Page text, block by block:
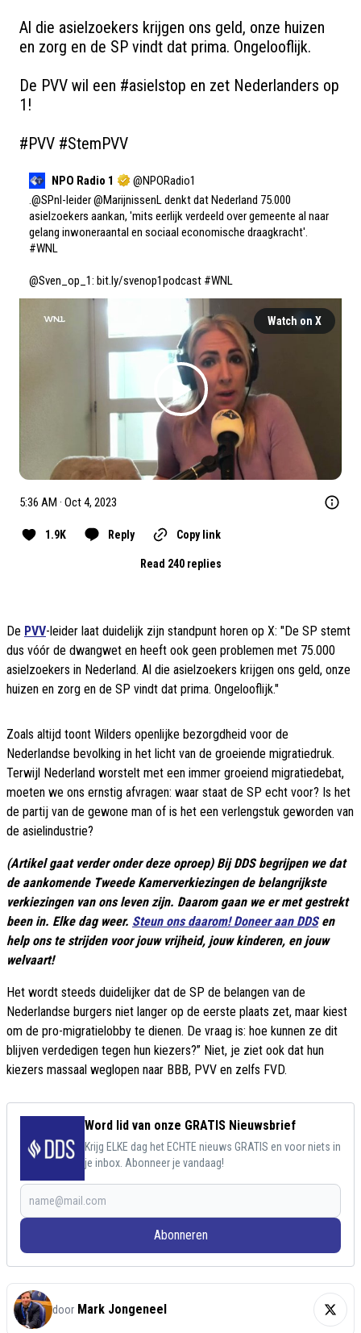
Al die asielzoekers krijgen ons geld, onze huizen
en zorg en de SP vindt dat prima. Ongelooflijk.
De PVV wil een #asielstop en zet Nederlanders op
1!
#PVV #StemPVV
NPO Radio 1 @NPORadio1
.@SPnl -leider @MarijnissenL denkt dat Nederland 75.000
asielzoekers aankan, 'mits eerlijk verdeeld over gemeente al naar
#WNL
@Sven_op_1: bit.ly/svenop1podcast #WNL
Watch on X
5:36 AM · Oct 4, 2023
1.9K Reply Copy link
Read 240 replies
De PVV-leider laat duidelijk zijn standpunt horen op X: "De SP stemt
dus vóór de dwangwet en heeft ook geen problemen met 75.000
asielzoekers in Nederland. Al die asielzoekers krijgen ons geld, onze
huizen en zorg en de SP vindt dat prima. Ongelooflijk."
Zoals altijd toont Wilders openlijke bezorgdheid voor de
Nederlandse bevolking in het licht van de groeiende migratiedruk.
Terwijl Nederland worstelt met een immer groeiend migratiedebat,
moeten we ons ernstig afvragen: waar staat de SP echt voor? Is het
de partij van de gewone man of is het een verlengstuk geworden van
de asielindustrie?
(Artikel gaat verder onder deze oproep) Bij DDS begrijpen we dat
de aankomende Tweede Kamerverkiezingen de belangrijkste
verkiezingen van ons leven zijn. Daarom gaan we er met gestrekt
been in. Elke dag weer. Steun ons daarom! Doneer aan DDSen
help ons te strijden voor jouw vrijheid, jouw kinderen, en jouw
welvaart!
Het wordt steeds duidelijker dat de SP de belangen van de
Nederlandse burgers niet langer op de eerste plaats zet, maar kiest
om de pro-migratielobby te dienen. De vraag is: hoe kunnen ze dit
blijven verdedigen tegen hun kiezers?” Niet, je ziet ook dat hun
kiezers massaal weglopen naar BBB, PVV en zelfs FVD.
Word lid van onze GRATIS Nieuwsbrief
Krijg ELKE dag het ECHTE nieuws GRATIS en voor niets in
je inbox. Abonneer je vandaag!
Abonneren
door Mark Jongeneel